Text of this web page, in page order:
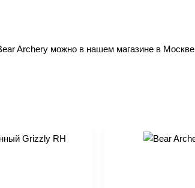
Archery можно в нашем магазине в Москве